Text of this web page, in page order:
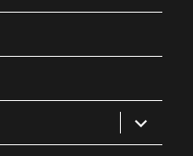
ouvrir
le
sous-